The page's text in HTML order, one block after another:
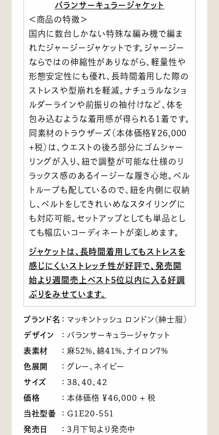
バランサーキュラージャケット
＜商品の特徴＞
国内に数台しかない特殊な編み機で編ま
れたジャージージャケットです。ジャージー
ならではの伸縮性がありながら、軽量性や
形態安定性にも優れ、長時間着用した際の
ストレスや型崩れを軽減。ナチュラルなショ
ルダーラインや前振りの袖付けなど、体を
包み込むような着用感が得られる1着です。
同素材のトラウザーズ（本体価格￥26,000
+税）は、ウエストの後ろ部分にゴムシャー
リングが入り、紐で調整が可能な仕様のリ
ラックス感のあるイージーな履き心地。ベル
トループも配しているので、紐を内側に収納
し、ベルトをしてきれいめなスタイリングに
も対応可能。セットアップとしても単品とし
ても幅広いコーディネートが楽しめます。
ジャケットは、長時間着用してもストレスを
感じにくいストレッチ性が好評で、発売開
始より週間売上ベスト5位以内に入る好調
ぶりをみせています。
ブランド名 ： マッキントッシュ ロンドン（紳士服）
デザイン
： バランサーキュラージャケット
表素材
： 麻52%、綿41%、ナイロン7%
色展開
： グレー、ネイビー
サイズ
： 38、40、42
価格
： 本体価格 ￥46,000 + 税
当社型番
： G1E20-551
発売日
： 3月下旬より発売中